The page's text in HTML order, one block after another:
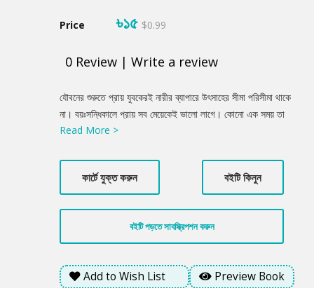
Price ৳১৫ $0.99
0 Review | Write a review
Product
Summery
যৌবনের শুরুতে প্রায় যুবকেরই নারীর ব্যাপারে উৎসাহের সীমা পরিসীমা থাকে
না। বয়ঃসন্ধিকালে প্রায় সব মেয়েকেই ভালো লাগে। কোনো এক সময় তা
স্মৃতিচারণ করে। এ নিয়ে ‘প্রিয় নারীজাতি’ উপন্যাসে সুন্দরভাবে বর্ণিত হয়েছে।
Read More >
কার্টে যুক্ত করুন বইটি কিনুন
বইটি পড়তে সাবস্ক্রিপশন করুন
Add to Wish List Preview Book